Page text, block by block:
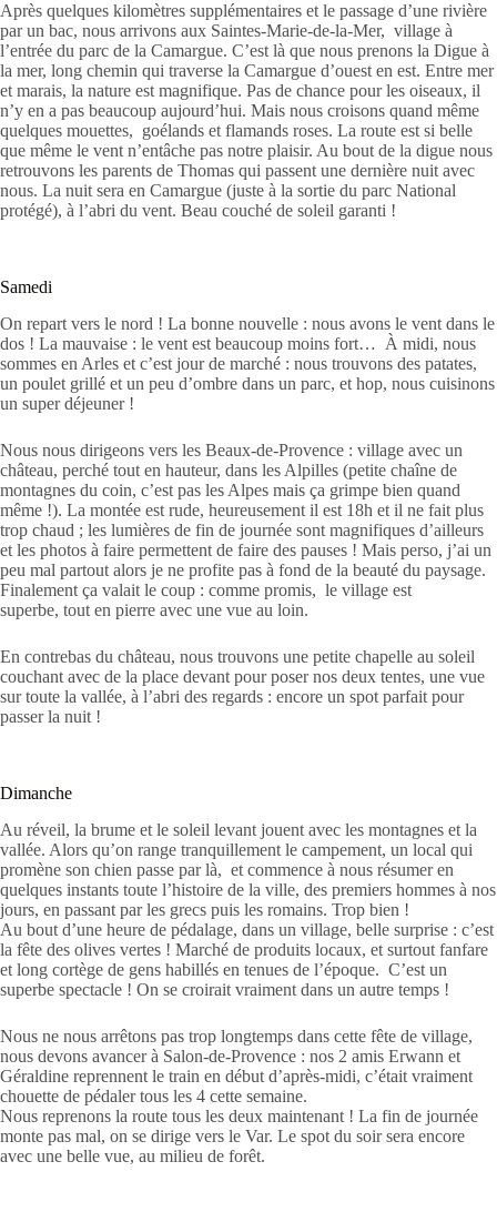
Après quelques kilomètres supplémentaires et le passage d’une rivière
par un bac, nous arrivons aux Saintes-Marie-de-la-Mer, village à
l’entrée du parc de la Camargue. C’est là que nous prenons la Digue à
la mer, long chemin qui traverse la Camargue d’ouest en est. Entre mer
et marais, la nature est magnifique. Pas de chance pour les oiseaux, il
n’y en a pas beaucoup aujourd’hui. Mais nous croisons quand même
quelques mouettes, goélands et flamands roses. La route est si belle
que même le vent n’entâche pas notre plaisir. Au bout de la digue nous
retrouvons les parents de Thomas qui passent une dernière nuit avec
nous. La nuit sera en Camargue (juste à la sortie du parc National
protégé), à l’abri du vent. Beau couché de soleil garanti !
Samedi
On repart vers le nord ! La bonne nouvelle : nous avons le vent dans le
dos ! La mauvaise : le vent est beaucoup moins fort… À midi, nous
sommes en Arles et c’est jour de marché : nous trouvons des patates,
un poulet grillé et un peu d’ombre dans un parc, et hop, nous cuisinons
un super déjeuner !
Nous nous dirigeons vers les Beaux-de-Provence : village avec un
château, perché tout en hauteur, dans les Alpilles (petite chaîne de
montagnes du coin, c’est pas les Alpes mais ça grimpe bien quand
même !). La montée est rude, heureusement il est 18h et il ne fait plus
trop chaud ; les lumières de fin de journée sont magnifiques d’ailleurs
et les photos à faire permettent de faire des pauses ! Mais perso, j’ai un
peu mal partout alors je ne profite pas à fond de la beauté du paysage.
Finalement ça valait le coup : comme promis, le village est
superbe, tout en pierre avec une vue au loin.
En contrebas du château, nous trouvons une petite chapelle au soleil
couchant avec de la place devant pour poser nos deux tentes, une vue
sur toute la vallée, à l’abri des regards : encore un spot parfait pour
passer la nuit !
Dimanche
Au réveil, la brume et le soleil levant jouent avec les montagnes et la
vallée. Alors qu’on range tranquillement le campement, un local qui
promène son chien passe par là, et commence à nous résumer en
quelques instants toute l’histoire de la ville, des premiers hommes à nos
jours, en passant par les grecs puis les romains. Trop bien !
Au bout d’une heure de pédalage, dans un village, belle surprise : c’est
la fête des olives vertes ! Marché de produits locaux, et surtout fanfare
et long cortège de gens habillés en tenues de l’époque. C’est un
superbe spectacle ! On se croirait vraiment dans un autre temps !
Nous ne nous arrêtons pas trop longtemps dans cette fête de village,
nous devons avancer à Salon-de-Provence : nos 2 amis Erwann et
Géraldine reprennent le train en début d’après-midi, c’était vraiment
chouette de pédaler tous les 4 cette semaine.
Nous reprenons la route tous les deux maintenant ! La fin de journée
monte pas mal, on se dirige vers le Var. Le spot du soir sera encore
avec une belle vue, au milieu de forêt.